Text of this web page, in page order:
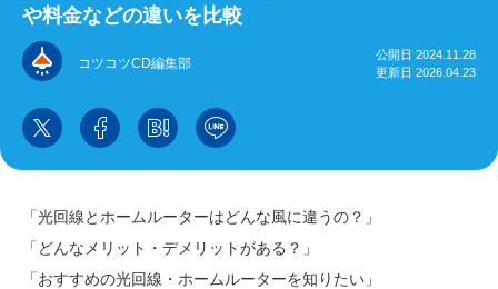
や料金などの違いを比較
コツコツCD編集部
公開日 2024.11.28
更新日 2026.04.23
「光回線とホームルーターはどんな風に違うの？」
「どんなメリット・デメリットがある？」
「おすすめの光回線・ホームルーターを知りたい」